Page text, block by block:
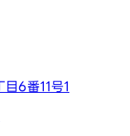
6番11号1